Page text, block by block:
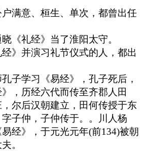
满意、桓生、单次，都曾出任
《礼经》当了淮阳太守。
》并演习礼节仪式的人，都出
子学习《易经》，孔子死后，
，历经六代而传至齐郡人田
尔后汉朝建立，田何传授于东
子仲，子仲传于。。川人杨
经》，于元光元年(前134)被朝
。